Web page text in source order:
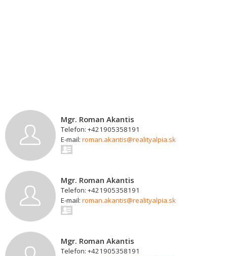
Mgr. Roman Akantis
Telefon: +421905358191
E-mail: roman.akantis@realityalpia.sk
Mgr. Roman Akantis
Telefon: +421905358191
E-mail: roman.akantis@realityalpia.sk
Mgr. Roman Akantis
Telefon: +421905358191